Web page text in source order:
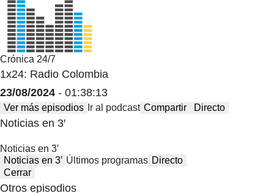
Crónica 24/7
1x24: Radio Colombia
23/08/2024 - 01:38:13
Ver más episodios Ir al podcast Compartir Directo
Noticias en 3′
Noticias en 3′
Noticias en 3′ Últimos programas Directo
Cerrar
Otros episodios